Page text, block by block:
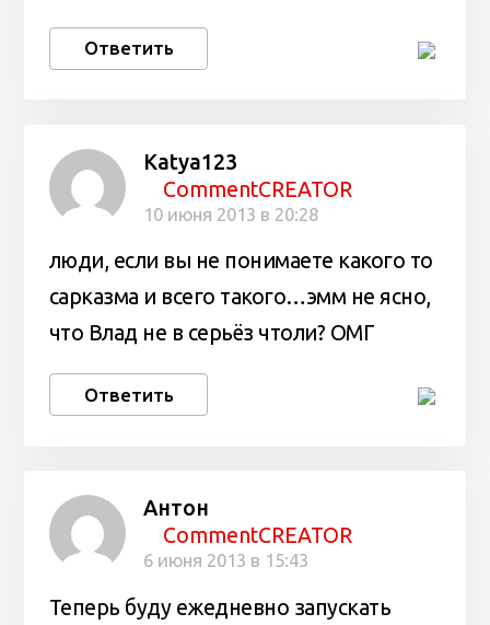
Ответить
Katya123
CommentCREATOR
10 июня 2013 в 20:28
люди, если вы не понимаете какого то
сарказма и всего такого…эмм не ясно,
что Влад не в серьёз чтоли? ОМГ
Ответить
Антон
CommentCREATOR
6 июня 2013 в 15:43
Теперь буду ежедневно запускать